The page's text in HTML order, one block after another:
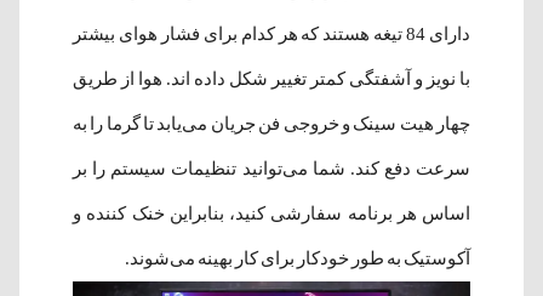
دارای 84 تیغه هستند که هر کدام برای فشار هوای بیشتر
با نویز و آشفتگی کمتر تغییر شکل داده اند. هوا از طریق
چهار هیت سینک و خروجی فن جریان می‌یابد تا گرما را به
سرعت دفع کند. شما می‌توانید تنظیمات سیستم را بر
اساس هر برنامه سفارشی کنید، بنابراین خنک کننده و
آکوستیک به طور خودکار برای کار بهینه می‌شوند.